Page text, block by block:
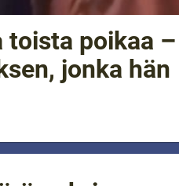
poikaa
jonka hän